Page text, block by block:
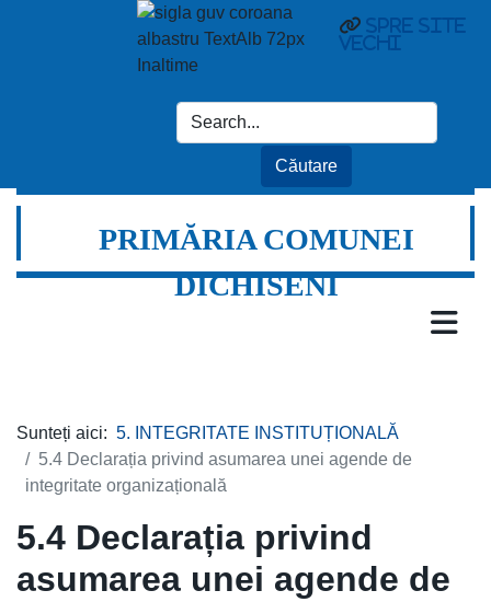
Spre site
vechi
PRIMĂRIA COMUNEI
DICHISENI
Sunteți aici: 5. INTEGRITATE INSTITUȚIONALĂ
5.4 Declarația privind asumarea unei agende de
integritate organizațională
5.4 Declarația privind
asumarea unei agende de